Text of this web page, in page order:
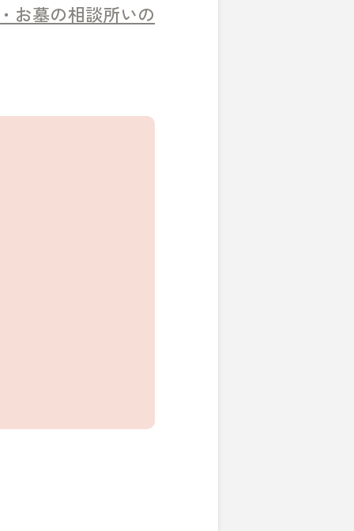
お墓の相談所いの